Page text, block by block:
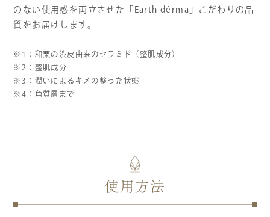
のない使用感を両立させた「Earth dérma」こだわりの品
質をお届けします。
※1：和栗の渋皮由来のセラミド（整肌成分）
※2：整肌成分
※3：潤いによるキメの整った状態
※4：角質層まで
使用方法